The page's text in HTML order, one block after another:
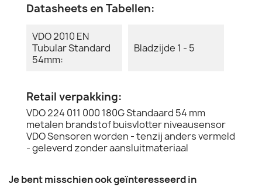
Datasheets en Tabellen:
VDO 2010 EN
Tubular Standard
54mm:
Bladzijde 1 - 5
Retail verpakking:
VDO 224 011 000 180G Standaard 54 mm
metalen brandstof buisvlotter niveausensor
VDO Sensoren worden - tenzij anders vermeld
- geleverd zonder aansluitmateriaal
Je bent misschien ook geïnteresseerd in